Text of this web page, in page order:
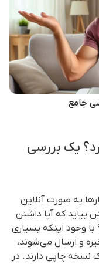
جامع
یک بررسی
به صورت آنلاین
که آیا داشتن
وجود اینکه بسیاری
و ارسال می‌شوند،
نسخه چاپی دارند. در